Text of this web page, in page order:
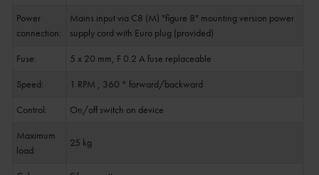
Power
connection:
Mains input via C8 (M) "figure 8" mounting version power
supply cord with Euro plug (provided)
Fuse:
5 x 20 mm, F 0.2 A fuse replaceable
Speed:
1 RPM , 360 ° forward/backward
Control:
On/off switch on device
Maximum
load:
25 kg